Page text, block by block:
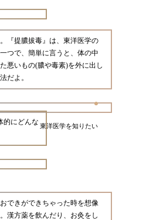
『提膿拔毒』は、東洋医学の
つで、簡単に言うと、体の中
悪いもの(膿や毒素)を外に出し
だよ。
東洋医学を知りたい
的にどんな
できができちゃった時を想像
漢方薬を飲んだり、お灸をし